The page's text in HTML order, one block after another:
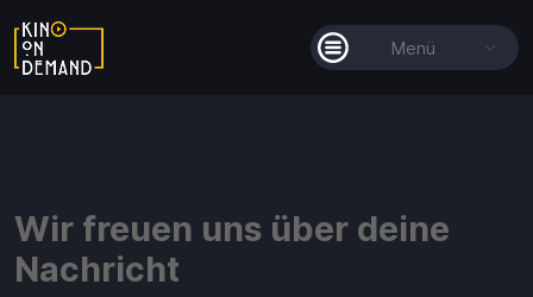
Menü
So funktioniert's
Wir freuen uns über deine
Nachricht